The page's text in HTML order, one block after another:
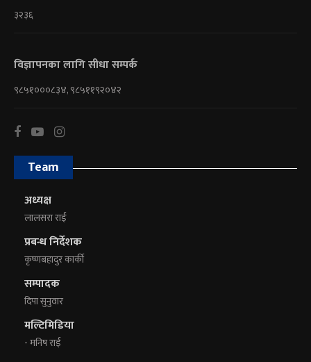
३२३६
विज्ञापनका लागि सीधा सम्पर्क
९८५१०००८३४, ९८५११९२०४२
Team
अध्यक्ष
लालसरा राई
प्रबन्ध निर्देशक
कृष्णबहादुर कार्की
सम्पादक
दिपा सुनुवार
मल्टिमिडिया
- मनिष राई